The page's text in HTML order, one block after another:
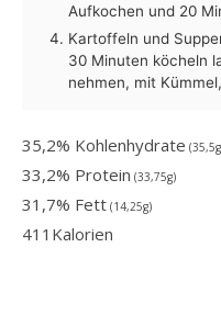
Aufkochen und 20
Kartoffeln und
30 Minuten köcheln
nehmen, mit
35,2% Kohlenhydrate
33,2% Protein (33,75g)
31,7% Fett (14,25g)
411 Kalorien